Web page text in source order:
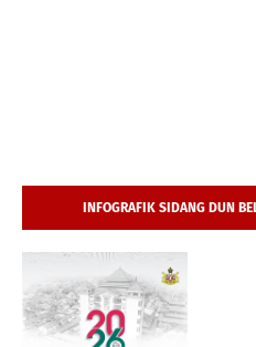
INFOGRAFIK SIDANG DUN